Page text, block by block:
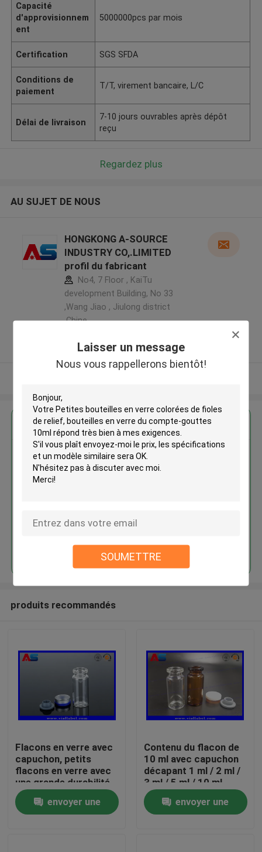
Laisser un message
Nous vous rappellerons bientôt!
SOUMETTRE
Maison
Produits
Capacité
d'approvisionnem
ent
5000000pcs par mois
Certification SGS SFDA
Conditions de
paiement
T/T, virement bancaire, L/C
Délai de livraison
7-10 jours ouvrables après dépôt
reçu
Regardez plus
AU SUJET DE NOUS
HONGKONG A-SOURCE
INDUSTRY CO,.LIMITED
profil du fabricant
No4, 7 Floor , KaiTu
development Building, No 33
,Wang Jiao , Jiulong district
,Chine
Fournisseur vérifié
Petites bouteilles en verre
colorées de fioles de relief,
Continuer
produits recommandés
Flacons en verre avec
capuchon, petits
flacons en verre avec
une grande durabilité
et un capuchon
dépliableenvoyer une
Contenu du flacon de
10 ml avec capuchon
décapant 1 ml / 2 ml /
3 ml / 5 ml / 10 ml
envoyer une